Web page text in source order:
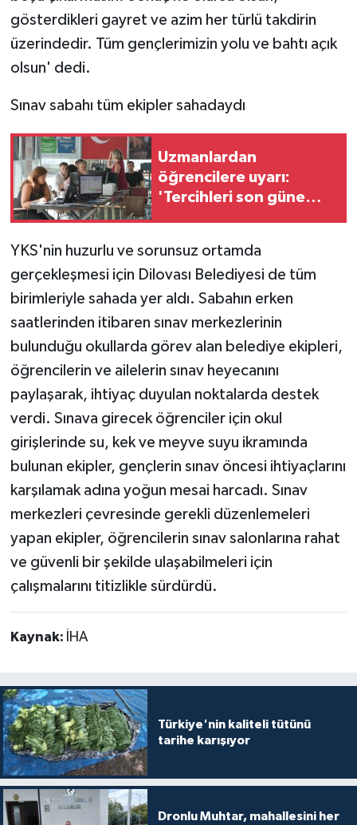
gösterdikleri gayret ve azim her türlü takdirin
üzerindedir. Tüm gençlerimizin yolu ve bahtı açık
olsun' dedi.
Sınav sabahı tüm ekipler sahadaydı
Uzmanlardan
öğrencilere uyarı:
'Tercihleri son güne
YKS'nin huzurlu ve sorunsuz ortamda
gerçekleşmesi için Dilovası Belediyesi de tüm
birimleriyle sahada yer aldı. Sabahın erken
saatlerinden itibaren sınav merkezlerinin
bulunduğu okullarda görev alan belediye ekipleri,
öğrencilerin ve ailelerin sınav heyecanını
paylaşarak, ihtiyaç duyulan noktalarda destek
verdi. Sınava girecek öğrenciler için okul
girişlerinde su, kek ve meyve suyu ikramında
bulunan ekipler, gençlerin sınav öncesi ihtiyaçlarını
karşılamak adına yoğun mesai harcadı. Sınav
merkezleri çevresinde gerekli düzenlemeleri
yapan ekipler, öğrencilerin sınav salonlarına rahat
ve güvenli bir şekilde ulaşabilmeleri için
çalışmalarını titizlikle sürdürdü.
Kaynak: İHA
Türkiye'nin kaliteli tütünü
tarihe karışıyor
Dronlu Muhtar, mahallesini her